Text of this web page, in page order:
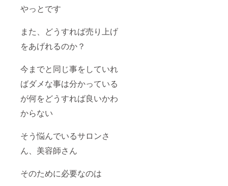
やっとです
また、どうすれば売り上げ
をあげれるのか？
今までと同じ事をしていれ
ばダメな事は分かっている
が何をどうすれば良いかわ
からない
そう悩んでいるサロンさ
ん、美容師さん
そのために必要なのは